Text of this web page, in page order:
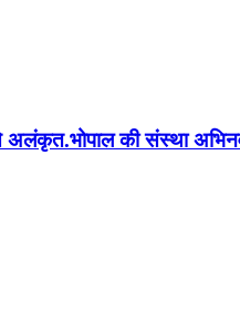
की संस्था अभिनव